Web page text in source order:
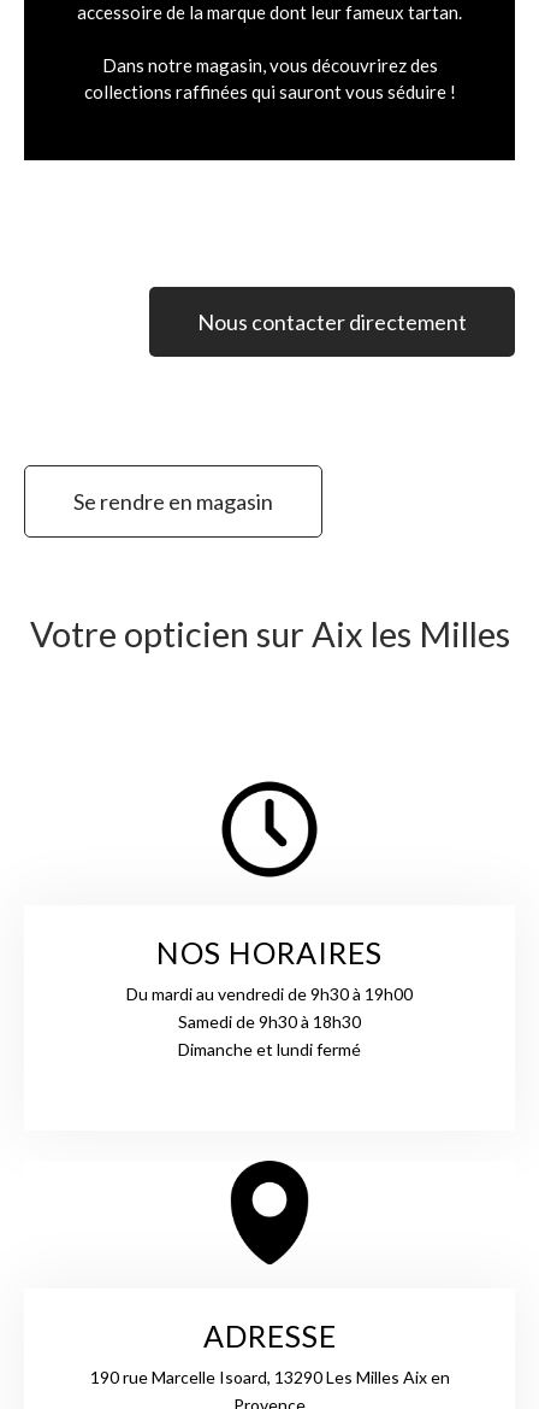
accessoire de la marque dont leur fameux tartan.
Dans notre magasin, vous découvrirez des
collections raffinées qui sauront vous séduire !
Nous contacter directement
Se rendre en magasin
Votre opticien sur Aix les Milles
NOS HORAIRES
Du mardi au vendredi de 9h30 à 19h00
Samedi de 9h30 à 18h30
Dimanche et lundi fermé
ADRESSE
190 rue Marcelle Isoard, 13290 Les Milles Aix en
Provence